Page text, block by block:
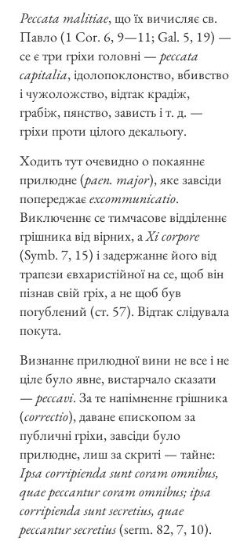
Peccata malitiae, що їх вичисляє св.
Павло (1 Cor. 6, 9—11; Gal. 5, 19) —
се є три гріхи головні — peccata
capitalia, ідолопоклонство, вбивство
і чужоложство, відтак крадіж,
грабіж, пянство, зависть і т. д. —
гріхи проти цілого декальогу.
Ходить тут очевидно о покаяннє
прилюдне (paen. major), яке завсіди
попереджаєexcommunicatio.
Виключеннє се тимчасове відділеннє
грішника від вірних, аXi corpore
(Symb. 7, 15) і задержаннє його від
трапези євхаристійної на се, щоб він
пізнав свій гріх, а не щоб був
погублений (ст. 57). Відтак слідувала
покута.
Визнаннє прилюдної вини не все і не
ціле було явне, вистарчало сказати
— peccavi. За те напімненнє грішника
(correctio), даване єпископом за
публичні гріхи, завсіди було
прилюдне, лиш за скриті — тайне:
Ipsa corripienda sunt coram omnibus,
quae peccantur coram omnibus; ipsa
corripienda sunt secretius, quae
peccantur secretius(serm. 82, 7, 10).